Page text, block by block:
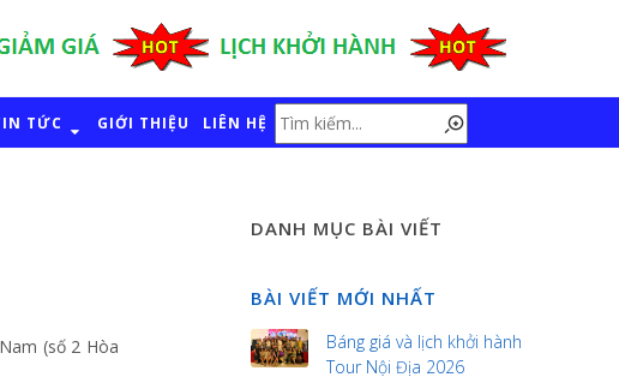
TỨC GIỚI THIỆU LIÊN HỆ
(số 2 Hòa
DANH MỤC BÀI VIẾT
BÀI VIẾT MỚI NHẤT
Báng giá và lịch khởi hành
Tour Nội Địa 2026